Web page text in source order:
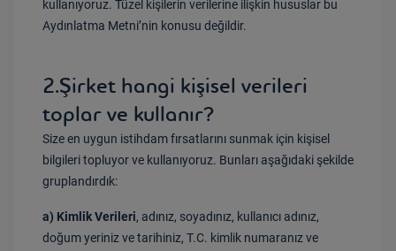
kullanıyoruz. Tüzel kişilerin verilerine ilişkin hususlar bu
Aydınlatma Metni’nin konusu değildir.
2.Şirket hangi kişisel verileri
toplar ve kullanır?
Size en uygun istihdam fırsatlarını sunmak için kişisel
bilgileri topluyor ve kullanıyoruz. Bunları aşağıdaki şekilde
gruplandırdık:
a) Kimlik Verileri, adınız, soyadınız, kullanıcı adınız,
doğum yerinizve tarihiniz, T.C. kimlik numaranızve